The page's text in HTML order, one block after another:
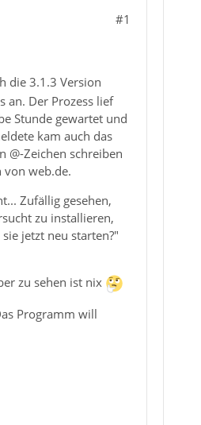
#1
die 3.1.3 Version
an. Der Prozess lief
Stunde gewartet und
kam auch das
@-Zeichen schreiben
von web.de.
Zufällig gesehen,
zu installieren,
jetzt neu starten?"
zu sehen ist nix
Programm will